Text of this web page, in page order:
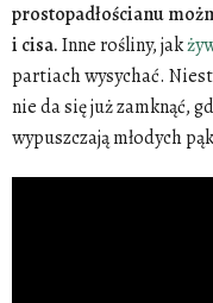
prostopadłościanu
i cisa.Inne rośliny, jak
partiach wysychać.
nie da się już zamknąć,
wypuszczają młodych